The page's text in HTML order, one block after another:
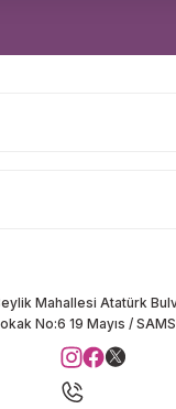
Mahallesi Atatürk
No:6 19 Mayıs /